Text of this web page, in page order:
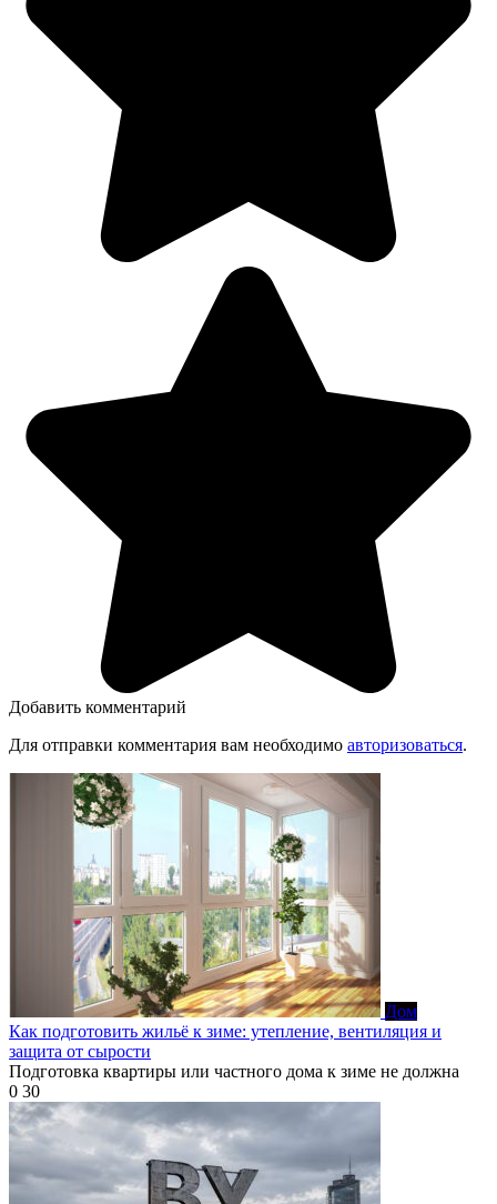
Добавить комментарий
Для отправки комментария вам необходимо авторизоваться.
Дом
Как подготовить жильё к зиме: утепление, вентиляция и
защита от сырости
Подготовка квартиры или частного дома к зиме не должна
0 30